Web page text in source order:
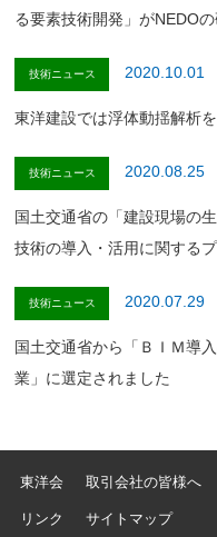
る要素技術開発」がNEDO
技術ニュース 2020.10.01
東洋建設では浮体動揺解析
技術ニュース 2020.08.25
国土交通省の「建設現場の
技術の導入・活用に関する
技術ニュース 2020.07.29
国土交通省から「ＢＩＭ導
業」に選定されました
東洋会 取引会社の皆様へ
リンク サイトマップ